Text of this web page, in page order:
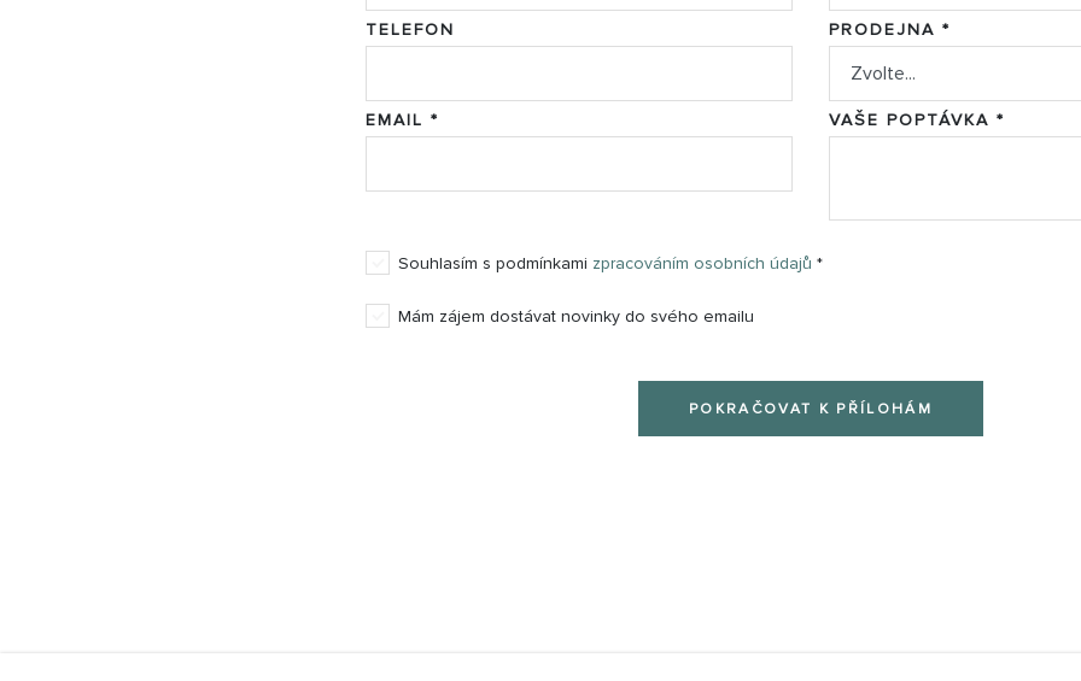
TELEFON
EMAIL *
PRODEJNA *
VAŠE POPTÁVKA *
Souhlasím s podmínkami zpracováním osobních údajů *
Mám zájem dostávat novinky do svého emailu
POKRAČOVAT K PŘÍLOHÁM